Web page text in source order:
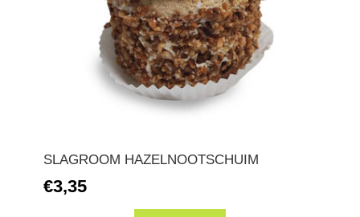
SLAGROOM HAZELNOOTSCHUIM
€3,35